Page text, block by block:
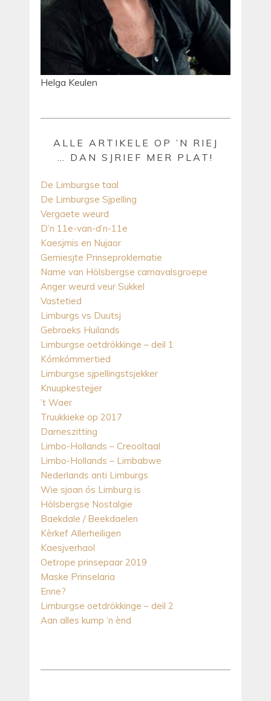
Helga Keulen
ALLE ARTIKELE OP ’N RIEJ
… DAN SJRIEF MER PLAT!
De Limburgse taal
De Limburgse Sjpelling
Vergaete weurd
D’n 11e-van-d’n-11e
Kaesjmis en Nujaor
Gemiesjte Prinseproklematie
Name van Hölsbergse carnavalsgroepe
Anger weurd veur Sukkel
Vastetied
Limburgs vs Duutsj
Gebroeks Huilands
Limburgse oetdrökkinge – deil 1
Kómkómmertied
Limburgse sjpellingstsjekker
Knuupkestejjer
’t Waer
Truukkieke op 2017
Dameszitting
Limbo-Hollands – Creooltaal
Limbo-Hollands – Limbabwe
Nederlands anti Limburgs
Wie sjoan ós Limburg is
Hölsbergse Nostalgie
Baekdale / Beekdaelen
Kèrkef Allerheiligen
Kaesjverhaol
Oetrope prinsepaar 2019
Maske Prinselaria
Enne?
Limburgse oetdrökkinge – deil 2
Aan alles kump ’n ènd